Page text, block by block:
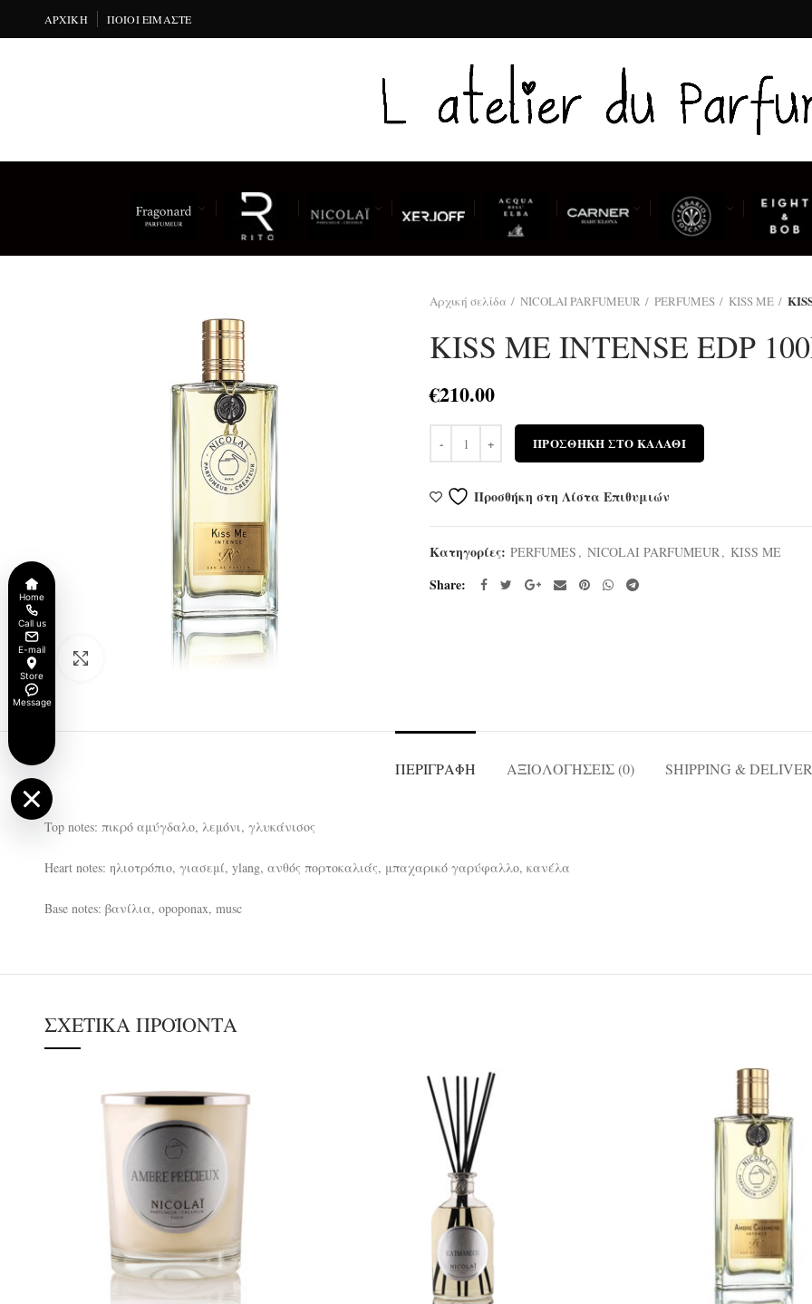
ΑΡΧΙΚΉ ΠΟΙΟΙ ΕΊΜΑΣΤΕ
Click to enlarge
Αρχική σελίδα NICOLAI PARFUMEUR PERFUMES KISS ME
KISS ME INTENSE EDP
€210.00
ΠΡΟΣΘΉΚΗ ΣΤΟ ΚΑΛΆΘΙ
Προσθήκη στη Λίστα Επιθυμιών
Κατηγορίες: PERFUMES , NICOLAI PARFUMEUR, KISS ME
Share
ΠΕΡΙΓΡΑΦΉ ΑΞΙΟΛΟΓΉΣΕΙΣ (0) SHIPPING &
Top notes: πικρό αμύγδαλο, λεμόνι, γλυκάνισος
Heart notes: ηλιοτρόπιο, γιασεμί, ylang, ανθός πορτοκαλιάς, μπαχαρικό γαρύφαλλο, κανέλα
Base notes: βανίλια, opoponax, musc
ΣΧΕΤΙΚΆ ΠΡΟΪΌΝΤΑ
Home
Call us
E-mail
Store
Message